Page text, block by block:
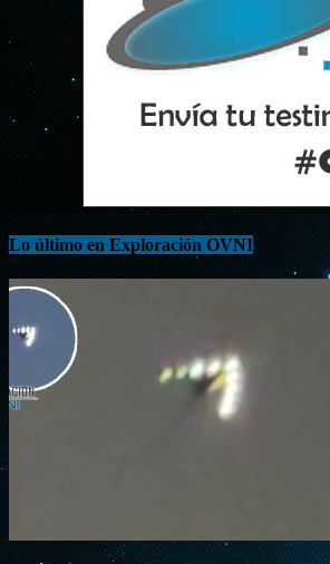
Lo último en Exploración OVNI